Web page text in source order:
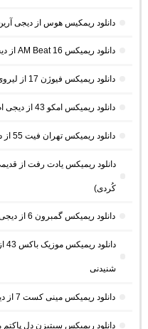
دانلود ریمکیس هوس از دیجی
دانلود ریمیکس AM Beat 16 از دیجی AMB (پادکست طولانی شنیدنی)
دانلود ریمیکس فیوژن 17 از لیروی بیتز
دانلود ریمیکس امکو 43 از دیجی ام کو (پادکست طولانی عاشقانه)
دانلود ریمیکس تهران فیت 55 از دیجی باربد و محمد موریانی
دانلود ریمیکس یادت رفت از
کُردی)
دانلود ریمیکس گمبرون 6 از دیجی 4A (ریمیکس طولانی شاد بندری جنوبی)
شنیدنی
دانلود ریمیکس مینی کست 7 از دیجی مهراس
دانلود ریمیکس سیتیزن دل